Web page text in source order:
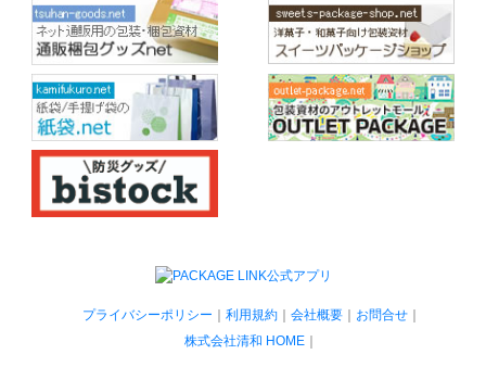
プライバシーポリシー ｜ 利用規約｜ 会社概要｜ お問合せ｜
株式会社清和 HOME ｜